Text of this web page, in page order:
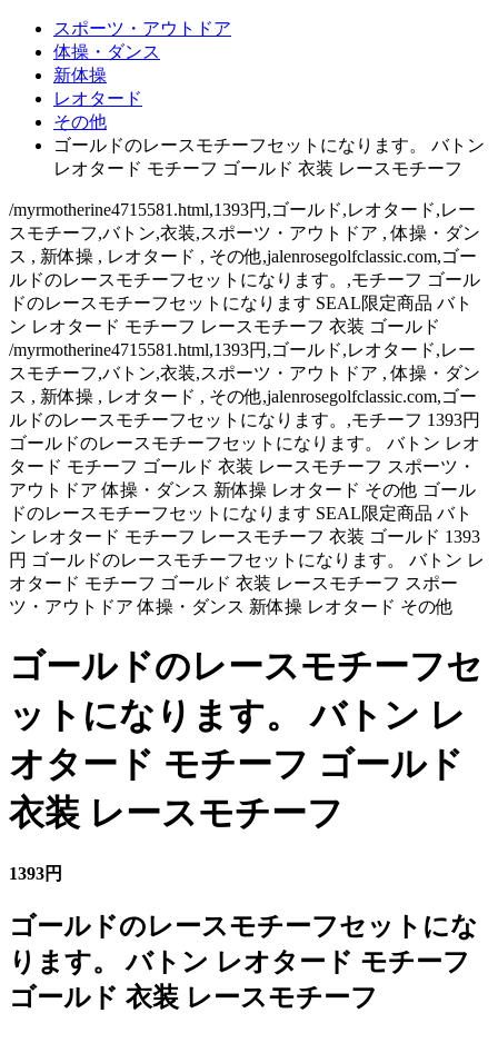
スポーツ・アウトドア
体操・ダンス
新体操
レオタード
その他
ゴールドのレースモチーフセットになります。 バトン
レオタード モチーフ ゴールド 衣装 レースモチーフ
/myrmotherine4715581.html,1393円,ゴールド,レオタード,レー
スモチーフ,バトン,衣装,スポーツ・アウトドア , 体操・ダン
ス , 新体操 , レオタード , その他,jalenrosegolfclassic.com,ゴー
ルドのレースモチーフセットになります。,モチーフ ゴール
ドのレースモチーフセットになります SEAL限定商品 バト
ン レオタード モチーフ レースモチーフ 衣装 ゴールド
/myrmotherine4715581.html,1393円,ゴールド,レオタード,レー
スモチーフ,バトン,衣装,スポーツ・アウトドア , 体操・ダン
ス , 新体操 , レオタード , その他,jalenrosegolfclassic.com,ゴー
ルドのレースモチーフセットになります。,モチーフ 1393円
ゴールドのレースモチーフセットになります。 バトン レオ
タード モチーフ ゴールド 衣装 レースモチーフ スポーツ・
アウトドア 体操・ダンス 新体操 レオタード その他 ゴール
ドのレースモチーフセットになります SEAL限定商品 バト
ン レオタード モチーフ レースモチーフ 衣装 ゴールド 1393
円 ゴールドのレースモチーフセットになります。 バトン レ
オタード モチーフ ゴールド 衣装 レースモチーフ スポー
ツ・アウトドア 体操・ダンス 新体操 レオタード その他
ゴールドのレースモチーフセ
ットになります。 バトン レ
オタード モチーフ ゴールド
衣装 レースモチーフ
1393円
ゴールドのレースモチーフセットにな
ります。 バトン レオタード モチーフ
ゴールド 衣装 レースモチーフ